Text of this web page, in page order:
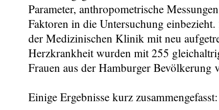
Parameter, anthropometrische
Faktoren in die Untersuchung
der Medizinischen Klinik mit neu
Herzkrankheit wurden mit 255
Frauen aus der Hamburger Bevölkerung
Einige Ergebnisse kurz zusammengefasst: